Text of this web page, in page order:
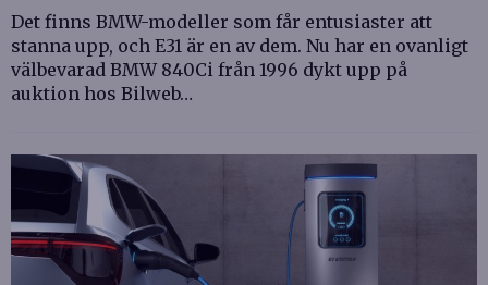
Det finns BMW-modeller som får entusiaster att
stanna upp, och E31 är en av dem. Nu har en ovanligt
välbevarad BMW 840Ci från 1996 dykt upp på
auktion hos Bilweb…